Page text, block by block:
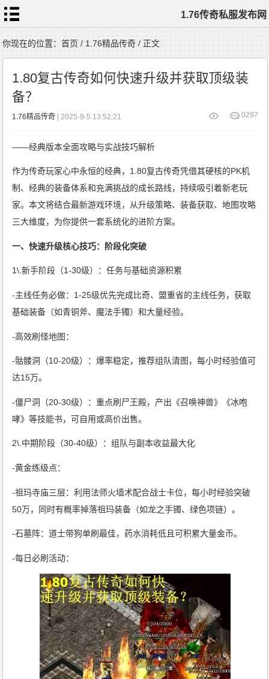
1.76传奇私服发布网
首
页
1.76
传
奇
服
1.76
复
传
奇
1.76
奇
新
1.76
传
奇
标
签
云
你现在的位置：首页/1.76精品传奇/ 正文
1.80复古传奇如何快速升级并获取顶级装
备？
297
0
1.76精品传奇 | 2025-9-5 13:52:21
——经典版本全面攻略与实战技巧解析
作为传奇玩家心中永恒的经典，1.80复古传奇凭借其硬核的PK机
制、经典的装备体系和充满挑战的成长路线，持续吸引着新老玩
家。本文将结合最新游戏环境，从升级策略、装备获取、地图攻略
三大维度，为你提供一套系统化的进阶方案。
一、快速升级核心技巧：阶段化突破
1\.新手阶段（1-30级）：任务与基础资源积累
-主线任务必做：1-25级优先完成比奇、盟重省的主线任务，获取
基础装备（如青铜斧、魔法手镯）和大量经验。
-高效刷怪地图：
-骷髅洞（10-20级）：爆率稳定，推荐组队清图，每小时经验值可
达15万。
-僵尸洞（20-30级）：重点刷尸王殿，产出《召唤神兽》《冰咆
哮》等技能书，可自用或高价出售。
2\.中期阶段（30-40级）：组队与副本收益最大化
-黄金练级点：
-祖玛寺庙三层：利用法师火墙术配合战士卡位，每小时经验突破
50万，同时有概率掉落祖玛装备（如龙之手镯、绿色项链）。
-石墓阵：道士带狗单刷最佳，药水消耗低且可积累大量金币。
-每日必刷活动：